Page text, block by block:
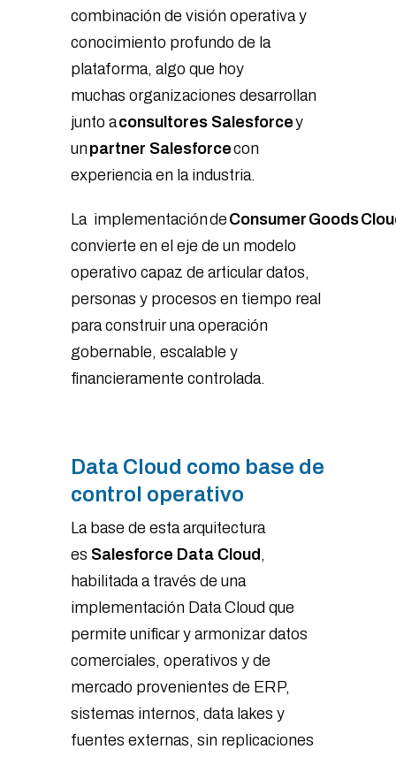
combinación de visión operativa y
conocimiento profundo de la
plataforma, algo que hoy
muchas organizaciones desarrollan
junto aconsultores Salesforcey
un partner Salesforcecon
experiencia en la industria.
La implementación de Consumer Goods
convierte en el eje de un modelo
operativo capaz de articular datos,
personas y procesos en tiempo real
para construir una operación
gobernable, escalable y
financieramente controlada.
Data Cloud como base de
control operativo
La base de esta arquitectura
es Salesforce Data Cloud,
habilitada a través de una
implementación Data Cloud que
permite unificar y armonizar datos
comerciales, operativos y de
mercado provenientes de ERP,
sistemas internos, data lakes y
fuentes externas, sin replicaciones